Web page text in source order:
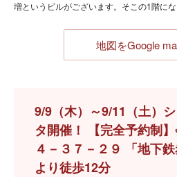
増というビルがございます。そこの1階にな
地図をGoogle
9/9（木）～9/11（土）
タ開催！ 【完全予約制
４－３７－２９ 「地下
より徒歩12分